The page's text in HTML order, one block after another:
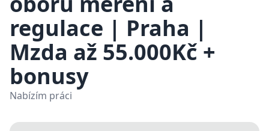
regulace | Praha |
Mzda až 55.000Kč +
bonusy
Nabízím práci